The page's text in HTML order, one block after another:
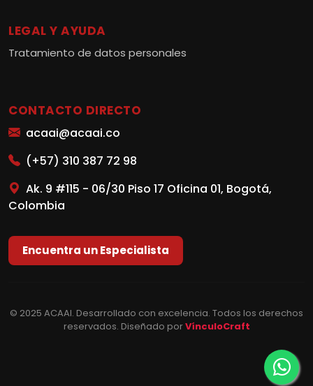
LEGAL Y AYUDA
Tratamiento de datos personales
CONTACTO DIRECTO
acaai@acaai.co
(+57) 310 387 72 98
Ak. 9 #115 - 06/30 Piso 17 Oficina 01, Bogotá,
Colombia
Encuentra un Especialista
© 2025 ACAAI. Desarrollado con excelencia. Todos los derechos
reservados. Diseñado porVínculoCraft